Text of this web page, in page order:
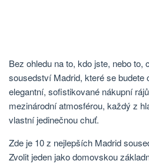
Bez ohledu na to, kdo jste, nebo to,
sousedství Madrid, které se budete
elegantní, sofistikované nákupní
mezinárodní atmosférou, každý z
vlastní jedinečnou chuť.
Zde je 10 z nejlepších Madrid
Zvolit jeden jako domovskou